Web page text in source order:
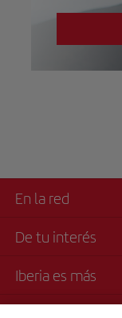
En la red
De tu interés
Iberia es más